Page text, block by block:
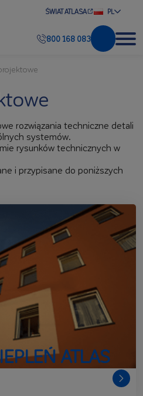
ŚWIAT ATLASA PL
800 168 083
rozwiązania techniczne detali
systemów.
rysunków technicznych w
i przypisane do poniższych
ATLAS